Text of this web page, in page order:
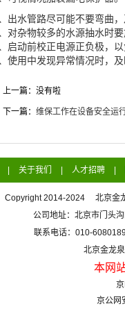
出水管路尽可能不要弯曲
对杂物较多的水源抽水时要
启动前校正电源正负极，以
使用中发现异常情况时，
上一篇：没有啦
下一篇： 维保工作在设备安全运
关于我们 人才招聘
Copyright 2014-2024 北京金
公司地址：北京市门头
联系电话：010-
北京金龙
本网
京公网